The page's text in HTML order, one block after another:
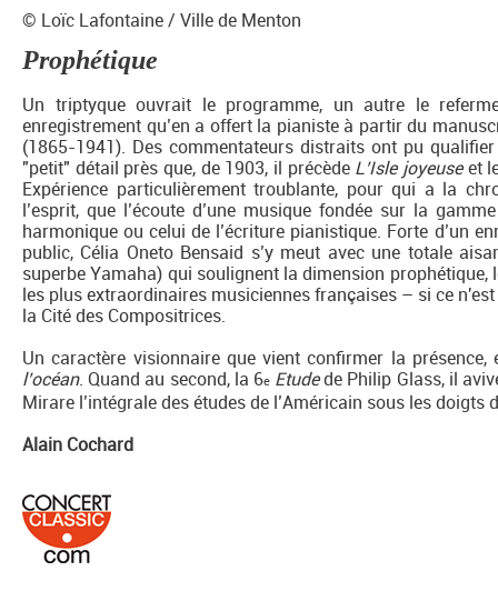
© Loïc Lafontaine / Ville de Menton
Prophétique
Un triptyque ouvrait le programme, un autre le
enregistrement qu’en a offert la pianiste à partir du
(1865-1941). Des commentateurs distraits ont pu
"petit" détail près que, de 1903, il précède L’Isle joyeuseet
Expérience particulièrement troublante, pour qui a la
l’esprit, que l’écoute d’une musique fondée sur la
harmonique ou celui de l’écriture pianistique. Forte d’un
public, Célia Oneto Bensaid s’y meut avec une totale
superbe Yamaha) qui soulignent la dimension prophétique,
les plus extraordinaires musiciennes françaises – si ce
la Cité des Compositrices.
Un caractère visionnaire que vient confirmer la
l’océan. Quand au second, la 6e Etudede Philip Glass, il
Mirare l’intégrale des études de l’Américain sous les doigts
Alain Cochard